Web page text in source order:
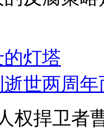
灯塔
世两周年
权捍卫者